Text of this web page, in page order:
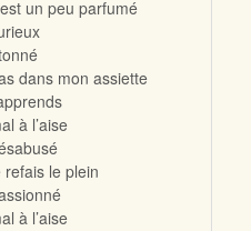
un peu parfumé
dans mon assiette
à l’aise
refais le plein
à l’aise